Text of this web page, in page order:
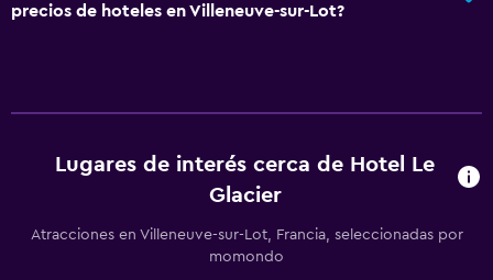
precios de hoteles en Villeneuve-sur-Lot?
Lugares de interés cerca de Hotel Le
Glacier
Atracciones en Villeneuve-sur-Lot, Francia, seleccionadas por
momondo